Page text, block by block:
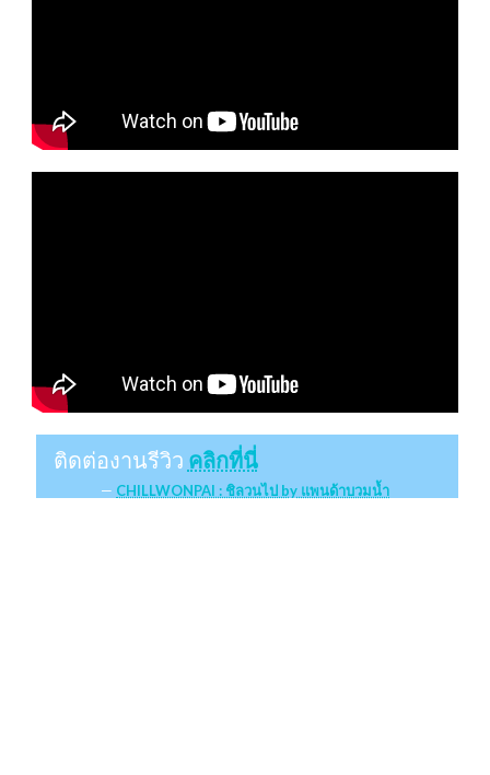
ติดต่องานรีวิว คลิกที่นี่
CHILLWONPAI : ชิลวนไป by แพนด้าบวมน้ำ